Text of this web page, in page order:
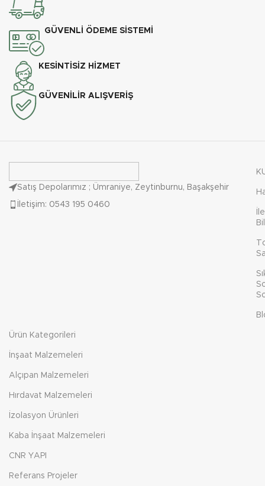
GÜVENLİ ÖDEME SİSTEMİ
KESİNTİSİZ HİZMET
GÜVENİLİR ALIŞVERİŞ
Satış Depolarımız ; Ümraniye, Zeytinburnu, Başakşehir
İletişim: 0543 195 0460
Ürün Kategorileri
İnşaat Malzemeleri
Alçıpan Malzemeleri
Hırdavat Malzemeleri
İzolasyon Ürünleri
Kaba İnşaat Malzemeleri
CNR YAPI
Referans Projeler